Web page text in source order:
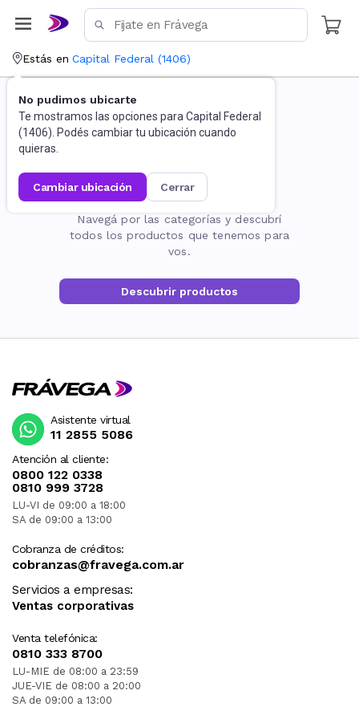
Estás en Capital Federal (1406)
No pudimos ubicarte
Te mostramos las opciones para Capital Federal
(1406). Podés cambiar tu ubicación cuando
quieras.
cambiar ubicación cerrar
La página no existe
Navegá por las categorías y descubrí
todos los productos que tenemos para
vos.
Descubrir productos
Atención al cliente:
0800 122 0338
0810 999 3728
LU-VI de 09:00 a 18:00
SA de 09:00 a 13:00
Cobranza de créditos:
cobranzas@fravega.com.ar
Servicios a empresas:
Ventas corporativas
Venta telefónica:
0810 333 8700
LU-MIE de 08:00 a 23:59
JUE-VIE de 08:00 a 20:00
SA de 09:00 a 13:00
Asistente virtual
11 2855 5086